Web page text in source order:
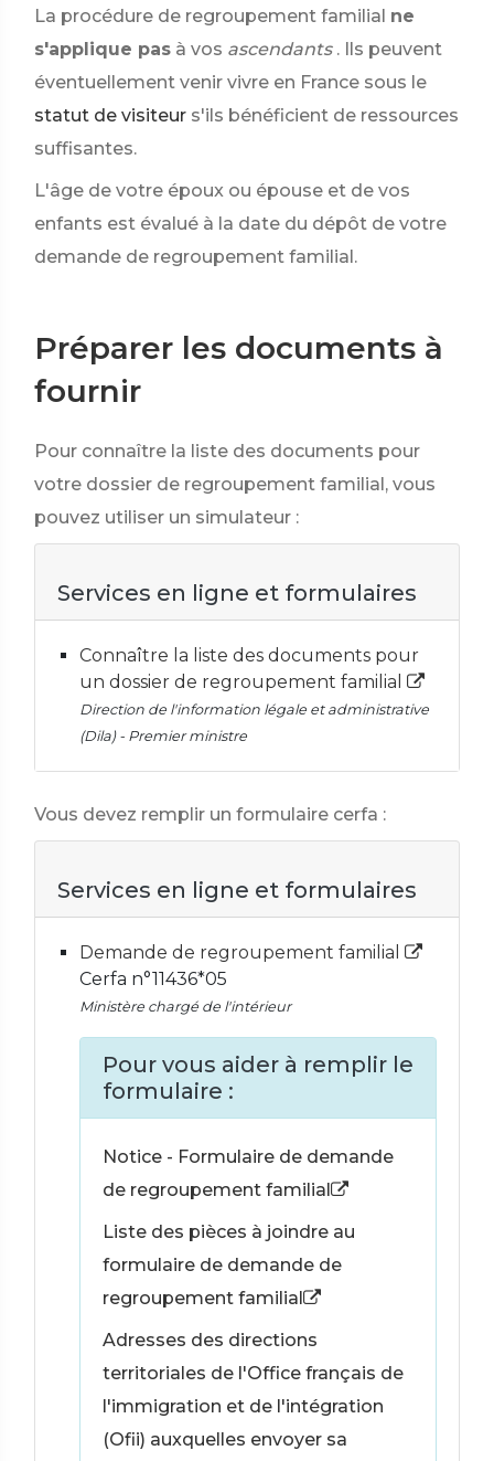
La procédure de regroupement familial ne
s'applique pas à vos ascendants . Ils peuvent
éventuellement venir vivre en France sous le
statut de visiteur s'ils bénéficient de ressources
suffisantes.
L'âge de votre époux ou épouse et de vos
enfants est évalué à la date du dépôt de votre
demande de regroupement familial.
Préparer les documents à
fournir
Pour connaître la liste des documents pour
votre dossier de regroupement familial, vous
pouvez utiliser un simulateur :
Services en ligne et formulaires
Connaître la liste des documents pour
un dossier de regroupement familial
Direction de l'information légale et administrative
(Dila) - Premier ministre
Vous devez remplir un formulaire cerfa :
Services en ligne et formulaires
Demande de regroupement familial
Cerfa n°11436*05
Ministère chargé de l'intérieur
Pour vous aider à remplir le
formulaire :
Notice - Formulaire de demande
de regroupement familial
Liste des pièces à joindre au
formulaire de demande de
regroupement familial
Adresses des directions
territoriales de l'Office français de
l'immigration et de l'intégration
(Ofii) auxquelles envoyer sa